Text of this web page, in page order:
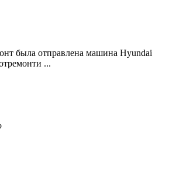
была отправлена машина Hyundai
...